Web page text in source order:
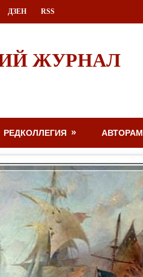
ДЗЕН RSS
ЖУРНАЛ
РЕДКОЛЛЕГИЯ АВТОРАМ